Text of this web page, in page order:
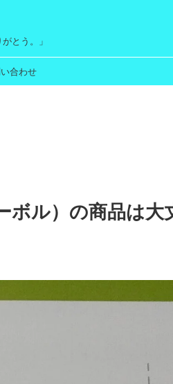
とう。」
合わせ
ル）の商品は大